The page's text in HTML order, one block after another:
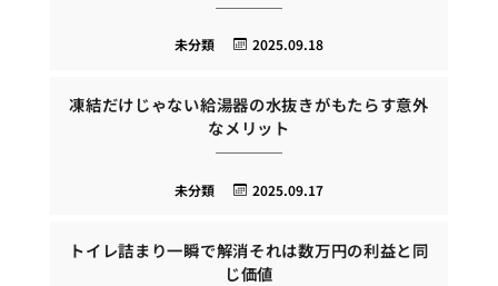
2025.09.18
未分類
凍結だけじゃない給湯器の水抜きがもたらす意外
なメリット
2025.09.17
未分類
トイレ詰まり一瞬で解消それは数万円の利益と同
じ価値